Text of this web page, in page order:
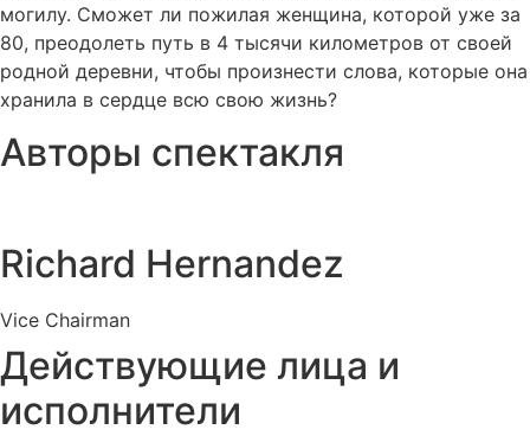
могилу. Сможет ли пожилая женщина, которой уже за
80, преодолеть путь в 4 тысячи километров от своей
родной деревни, чтобы произнести слова, которые она
хранила в сердце всю свою жизнь?
Авторы спектакля
Richard Hernandez
Vice Chairman
Действующие лица и
исполнители